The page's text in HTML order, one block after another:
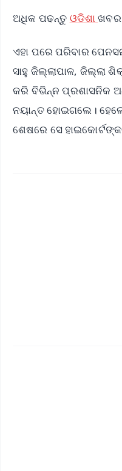
ଅଧିକ ପଢନ୍ତୁ ଓଡିଶାଖବର
ଏହା ପରେ ପରିବାର
ସାହୁ ଜିଲ୍ଲାପାଳ, ଜିଲ୍ଲା
କରି ବିଭିନ୍ନ ପ୍ରଶାସନିକ
ନୟାନ୍ତ ହୋଇଗଲେ।
ଶେଷରେ ସେ